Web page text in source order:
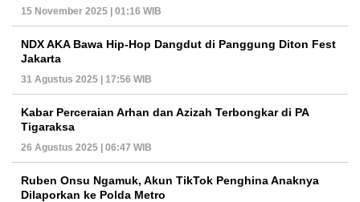
15 November 2025 | 01:16 WIB
NDX AKA Bawa Hip-Hop Dangdut di Panggung Diton Fest
Jakarta
31 Agustus 2025 | 17:56 WIB
Kabar Perceraian Arhan dan Azizah Terbongkar di PA
Tigaraksa
26 Agustus 2025 | 06:47 WIB
Ruben Onsu Ngamuk, Akun TikTok Penghina Anaknya
Dilaporkan ke Polda Metro